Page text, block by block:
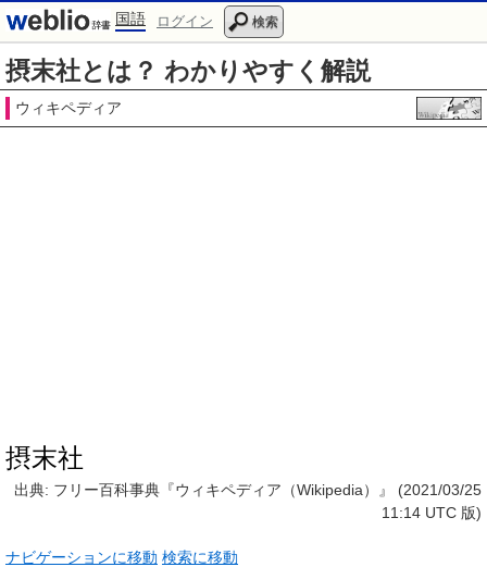
国語 ログイン 検索
摂末社とは？ わかりやすく解説
ウィキペディア
摂末社
出典: フリー百科事典『ウィキペディア（Wikipedia）』 (2021/03/25
11:14 UTC 版)
ナビゲーションに移動 検索に移動